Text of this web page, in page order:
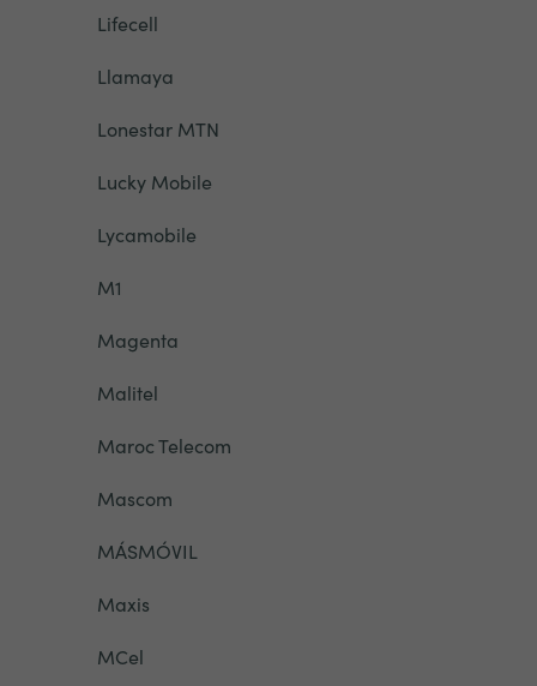
Lifecell
Llamaya
Lonestar MTN
Lucky Mobile
Lycamobile
M1
Magenta
Malitel
Maroc Telecom
Mascom
MÁSMÓVIL
Maxis
MCel